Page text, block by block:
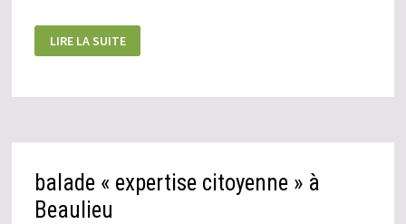
16
MARS
LIRE LA SUITE
balade « expertise citoyenne » à
Beaulieu